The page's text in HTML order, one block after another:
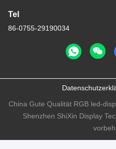
Tel
86-0755-29190034
China Gute Qualität RGB led-
Shenzhen ShiXin Display